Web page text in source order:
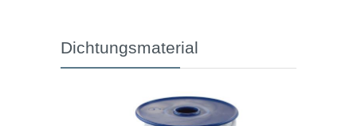
Dichtungsmaterial